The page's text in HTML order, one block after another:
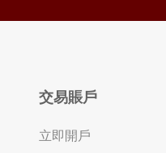
交易賬戶
立即開戶